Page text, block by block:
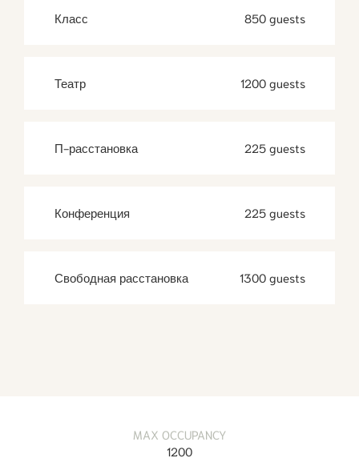
Класс 850 guests
Театр 1200 guests
П-расстановка 225 guests
Конференция 225 guests
Свободная расстановка 1300 guests
MAX OCCUPANCY
1200